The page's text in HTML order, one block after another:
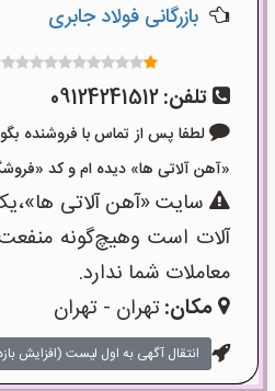
بازرگانی فولاد جابری
تلفن:09124241512
لطفا پس از تماس با فروشنده
«آهن آلاتی ها» دیده ام و کد «فروشگاه-402» را اعلام
سایت «آهن آلاتی
آلات است وهیچ‌گونه
معاملات شما ندارد.
مکان:تهران - تهران
انتقال آگهی به اول لیست (افزایش